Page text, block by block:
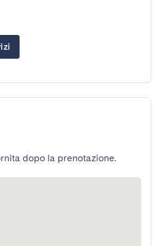
dopo la prenotazione.